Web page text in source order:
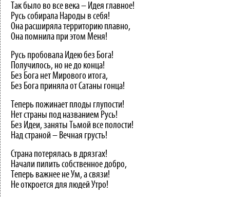
Так было во все века – Идея главное!
Русь собирала Народы в себя!
Она расширяла территорию плавно,
Она помнила при этом Меня!
Русь пробовала Идею без Бога!
Получилось, но не до конца!
Без Бога нет Мирового итога,
Без Бога приняла от Сатаны гонца!
Теперь пожинает плоды глупости!
Нет страны под названием Русь!
Без Идеи, заняты Тьмой все полости!
Над страной – Вечная грусть!
Страна потерялась в дрязгах!
Начали пилить собственное добро,
Теперь важнее не Ум, а связи!
Не откроется для людей Утро!